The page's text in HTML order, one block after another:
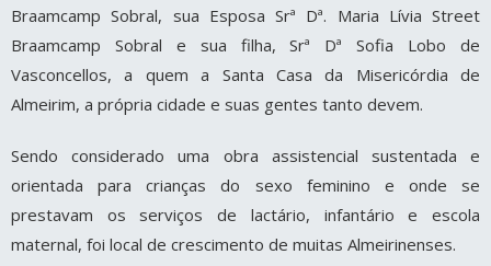
Braamcamp Sobral, sua Esposa Srª Dª. Maria Lívia Street
Braamcamp Sobral e sua filha, Srª Dª Sofia Lobo de
Vasconcellos, a quem a Santa Casa da Misericórdia de
Almeirim, a própria cidade e suas gentes tanto devem.
Sendo considerado uma obra assistencial sustentada e
orientada para crianças do sexo feminino e onde se
prestavam os serviços de lactário, infantário e escola
maternal, foi local de crescimento de muitas Almeirinenses.